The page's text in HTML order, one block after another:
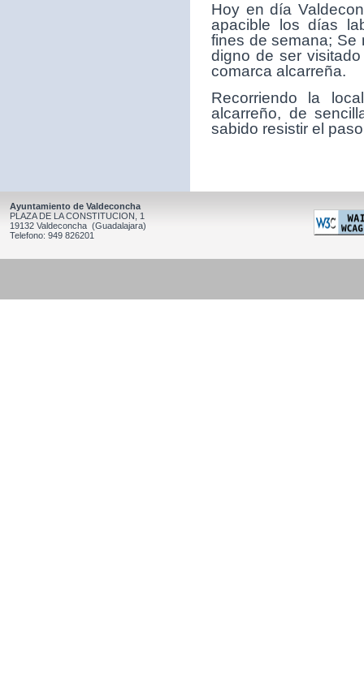
Hoy en día
apacible los días
fines de semana; Se
digno de ser
comarca alcarreña.
Recorriendo la
alcarreño, de
sabido resistir el
Ayuntamiento de Valdeconcha
PLAZA DE LA CONSTITUCION, 1
19132 Valdeconcha (Guadalajara)
Telefono: 949 826201